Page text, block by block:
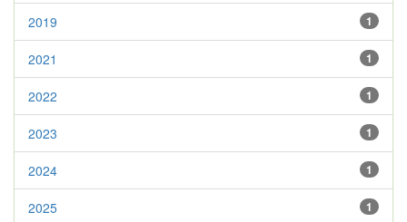
1
2019
1
2021
1
2022
1
2023
1
2024
1
2025